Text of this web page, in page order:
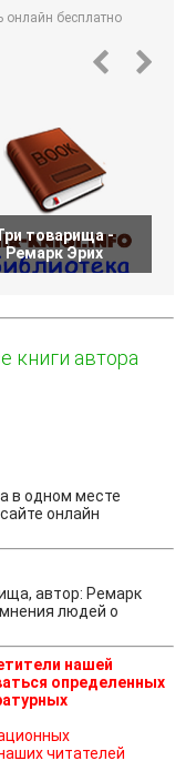
онлайн бесплатно
товарища -
Ремарк Эрих
книги автора
в одном месте
онлайн
автор: Ремарк
людей о
нашей
определенных